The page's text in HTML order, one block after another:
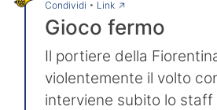
Condividi • Link→
Gioco fermo
Il portiere della
violentemente il volto
interviene subito lo staff